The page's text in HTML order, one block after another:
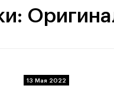
13 Мая 2022